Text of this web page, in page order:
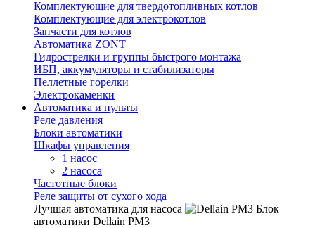
Комплектующие для твердотопливных котлов
Комплектующие для электрокотлов
Запчасти для котлов
Автоматика ZONT
Гидрострелки и группы быстрого монтажа
ИБП, аккумуляторы и стабилизаторы
Пеллетные горелки
Электрокаменки
Автоматика и пульты
Реле давления
Блоки автоматики
Шкафы управления
1 насос
2 насоса
Частотные блоки
Реле защиты от сухого хода
Лучшая автоматика для насоса
Блок
автоматики Dellain PM3